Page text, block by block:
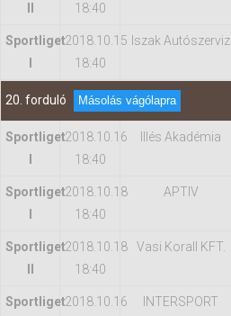
18:40
Sportliget2018.10.15
18:40
Iszak Autószerviz
20. forduló Másolás vágólapra
Sportliget2018.10.16
18:40
Illés Akadémia
Sportliget2018.10.18
18:40
APTIV
Sportliget2018.10.18
18:40
Vasi Korall KFT.
Sportliget2018.10.16
INTERSPORT